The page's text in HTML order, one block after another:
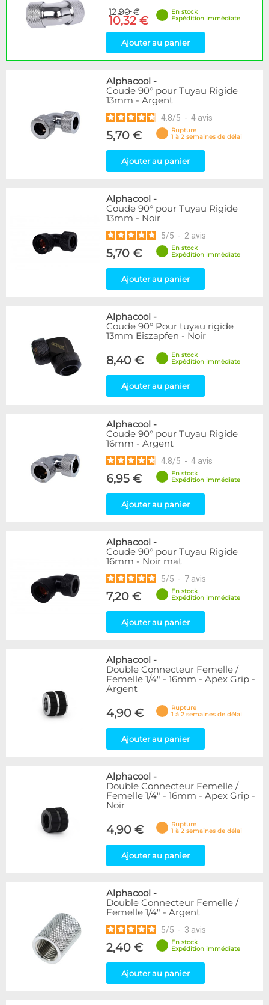
12,90 €
10,32 €
En stock
Expédition immédiate
Ajouter au panier
Alphacool -
Coude 90° pour Tuyau Rigide
13mm - Argent
4.8/5 - 4 avis
5,70 €
Rupture
1 à 2 semaines de délai
Ajouter au panier
Alphacool -
Coude 90° pour Tuyau Rigide
13mm - Noir
5/5 - 2 avis
5,70 €
En stock
Expédition immédiate
Ajouter au panier
Alphacool -
Coude 90° Pour tuyau rigide
13mm Eiszapfen - Noir
8,40 €
En stock
Expédition immédiate
Ajouter au panier
Alphacool -
Coude 90° pour Tuyau Rigide
16mm - Argent
4.8/5 - 4 avis
6,95 €
En stock
Expédition immédiate
Ajouter au panier
Alphacool -
Coude 90° pour Tuyau Rigide
16mm - Noir mat
5/5 - 7 avis
7,20 €
En stock
Expédition immédiate
Ajouter au panier
Alphacool -
Double Connecteur Femelle /
Femelle 1/4" - 16mm - Apex Grip -
Argent
4,90 €
Rupture
1 à 2 semaines de délai
Ajouter au panier
Alphacool -
Double Connecteur Femelle /
Femelle 1/4" - 16mm - Apex Grip -
Noir
4,90 €
Rupture
1 à 2 semaines de délai
Ajouter au panier
Alphacool -
Double Connecteur Femelle /
Femelle 1/4" - Argent
5/5 - 3 avis
2,40 €
En stock
Expédition immédiate
Ajouter au panier